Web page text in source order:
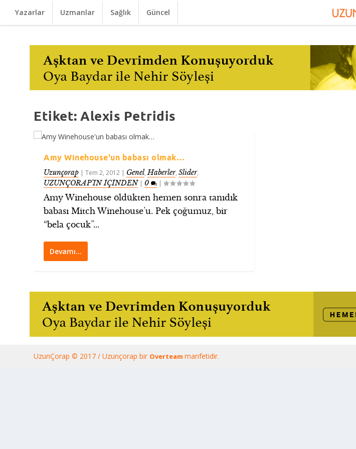
Yazarlar Uzmanlar Sağlık Güncel
Etiket:Alexis Petridis
Amy Winehouse'un babası olmak…
Uzunçorap |Tem 2, 2012 | Genel,Haberler,Slider,
UZUNÇORAP’IN İÇİNDEN| 0 |
Amy Winehouse öldükten hemen sonra tanıdık
babası Mitch Winehouse’u. Pek çoğumuz, bir
“bela çocuk”...
Devamı…
UzunÇorap © 2017 / Uzunçorap bir Overteammarifetidir.